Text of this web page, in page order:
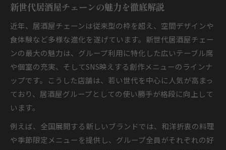
新世代居酒屋チェーンの魅力を徹底解説
近年、居酒屋チェーンは従来型の枠を超え、空間デザインや
食体験など多様な進化を遂げています。新世代居酒屋チェー
ンの最大の魅力は、グループ利用に特化した広いテーブル席
や個室の充実、そしてSNS映えする創作メニューのラインナ
ップです。こうした店舗は、若い世代を中心に人気が高まっ
ており、居酒屋グループとしての使い勝手が格段に向上して
います。
例えば、全国展開する新しいブランドでは、和洋折衷の料理
や季節限定メニューを提供し、グループ全員がそれぞれの好